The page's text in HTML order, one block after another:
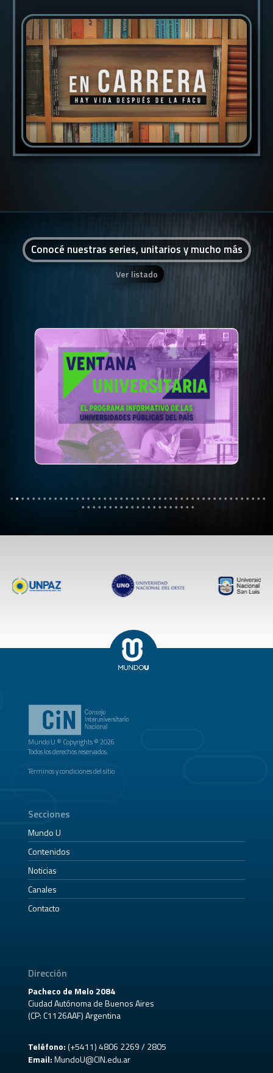
Conocé nuestras series, unitarios y mucho más
Ver listado
Mundo U ® Copyrights © 2026
Todos los derechos reservados.
Términos y condiciones del sitio
Secciones
Mundo U
Contenidos
Noticias
Canales
Contacto
Dirección
Pacheco de Melo 2084
Ciudad Autónoma de Buenos Aires
(CP: C1126AAF) Argentina
Teléfono:(+5411) 4806 2269 / 2805
Email: MundoU@CIN.edu.ar